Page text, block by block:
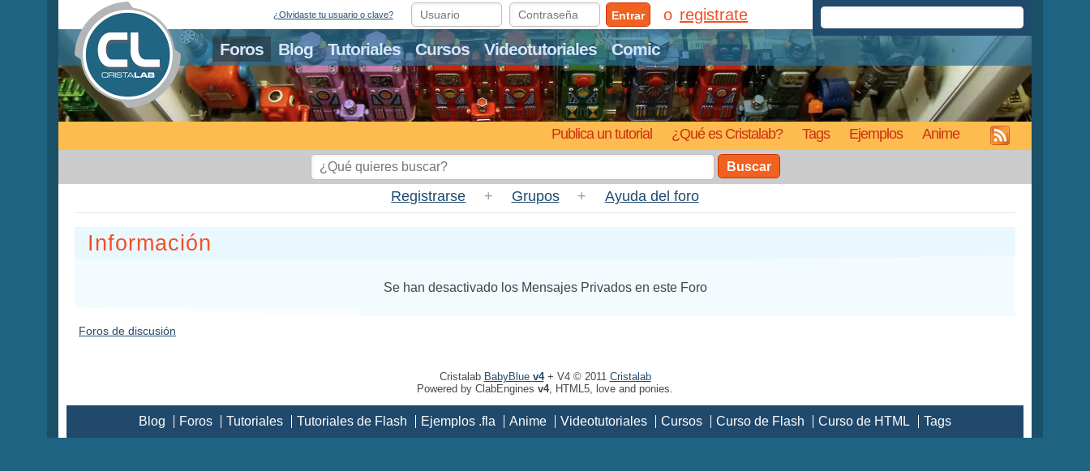
Foros Blog Tutoriales Cursos Videotutoriales Comic
Publica un tutorial ¿Qué es Cristalab? Tags Ejemplos Anime
¿Olvidaste tu usuario o clave? Entrar registrate
Buscar
Registrarse + Grupos + Ayuda del foro
Información
Se han desactivado los Mensajes Privados en este Foro
Foros de discusión
Cristalab BabyBlue v4+ V4 © 2011 Cristalab
Powered by ClabEngines v4, HTML5, love and ponies.
Blog Foros Tutoriales Tutoriales de Flash Ejemplos .fla Anime Videotutoriales Cursos Curso de Flash Curso de HTML Tags